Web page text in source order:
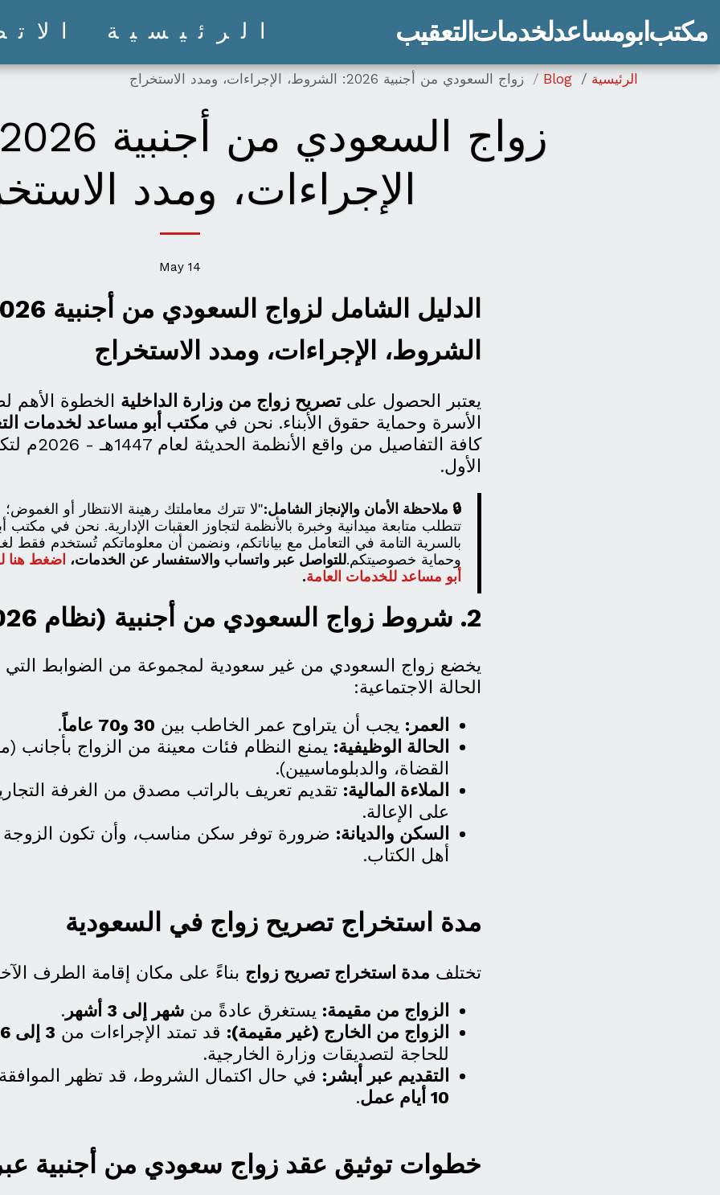
مكتب ابو مساعد لخدمات التعقيب الرئيسية
الرئيسية Blog زواج السعودي من أجنبية 2026: الشروط، الإجراءات، ومدد الاستخراج
الإجراءات، ومدد
14
May
الشروط، الإجراءات، ومدد الاستخراج
يعتبر الحصول علىتصريح زواج من وزارة الداخلية الخطوة الأهم
الأسرة وحماية حقوق الأبناء. نحن في مكتب أبو مساعد لخدمات
كافة التفاصيل من
الأول.
🔒 ملاحظة الأمان والإنجاز الشامل:"لا تترك معاملتك رهينة الانتظار أو
تتطلب متابعة ميدانية وخبرة بالأنظمة لتجاوز العقبات الإدارية. نحن في مكتب
بالسرية التامة في التعامل مع بياناتكم، ونضمن أن معلوماتكم تُستخدم فقط
وحماية خصوصيتكم.للتواصل عبر واتساب والاستفسار عن الخدمات، اضغط هنا
أبو مساعد للخدمات العامة.
2. شروط زواج السعودي من أجنبية (نظام 2026)
يخضع زواج السعودي من غير سعودية لمجموعة من الضوابط
الحالة الاجتماعية:
العمر: يجب أن يتراوح عمر الخاطب بين 30 و70 عاماً
.
الحالة الوظيفية: يمنع النظام فئات معينة من الزواج بأجانب
القضاة، والدبلوماسيين).
الملاءة المالية: تقديم تعريف بالراتب مصدق من الغرفة
على الإعالة.
السكن والديانة: ضرورة توفر سكن مناسب، وأن تكون
أهل الكتاب.
مدة استخراج تصريح زواج في السعودية
تختلف مدة استخراج تصريح زواج بناءً على مكان إقامة الطرف
الزواج من مقيمة: يستغرق عادةً من شهر إلى 3 أشهر
.
الزواج من الخارج (غير مقيمة): قد تمتد الإجراءات من 3 إلى 6 أشهر
للحاجة لتصديقات وزارة الخارجية.
التقديم عبر أبشر: في حال اكتمال الشروط، قد تظهر الموافقة
10 أيام عمل
.
خطوات توثيق عقد زواج سعودي من أجنبية